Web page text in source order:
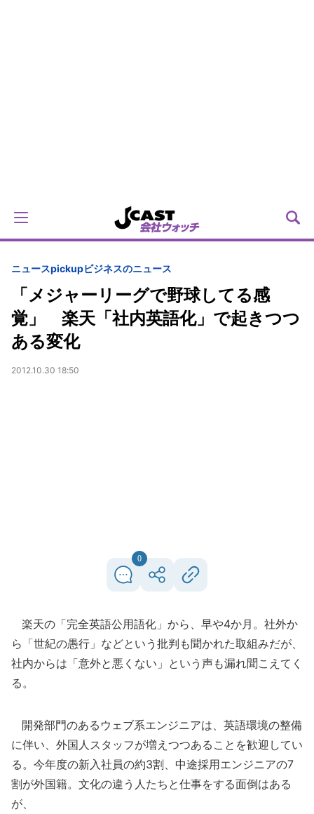
ニュースpickupビジネスのニュース
「メジャーリーグで野球してる感
覚」 楽天「社内英語化」で起きつつ
ある変化
2012.10.30 18:50
0
楽天の「完全英語公用語化」から、早や4か月。社外か
ら「世紀の愚行」などという批判も聞かれた取組みだが、
社内からは「意外と悪くない」という声も漏れ聞こえてく
る。
開発部門のあるウェブ系エンジニアは、英語環境の整備
に伴い、外国人スタッフが増えつつあることを歓迎してい
る。今年度の新入社員の約3割、中途採用エンジニアの7
割が外国籍。文化の違う人たちと仕事をする面倒はある
が、